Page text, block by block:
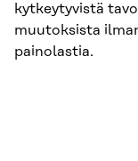
kytkeytyvistä
muutoksista
painolastia.